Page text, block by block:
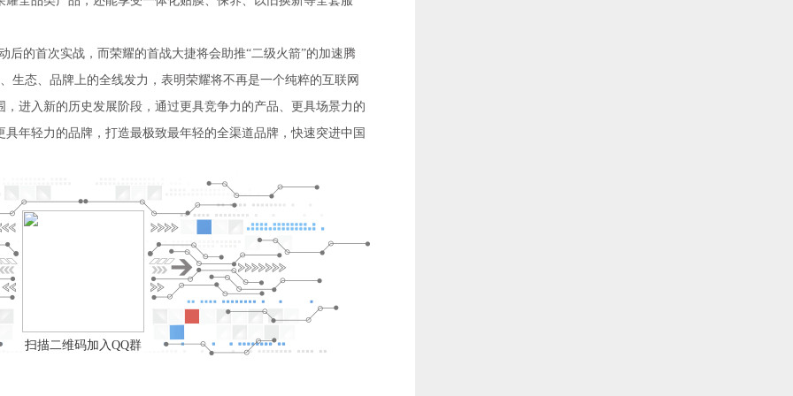
的首次实战，而荣耀的首战大捷将会助推“二级火箭”的加速腾
生态、品牌上的全线发力，表明荣耀将不再是一个纯粹的互联网
进入新的历史发展阶段，通过更具竞争力的产品、更具场景力的
年轻力的品牌，打造最极致最年轻的全渠道品牌，快速突进中国
扫描二维码加入QQ群